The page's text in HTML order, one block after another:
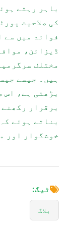
باہر رہتے
کی صلاحیت
فوائد میں سے
ڈیزائن،
مختلف
ہیں۔ جیسے
بڑھتی ہے، اس
برقرار
بناتے ہوئے
خوشگوار اور
ٹیگ:
بلاگ